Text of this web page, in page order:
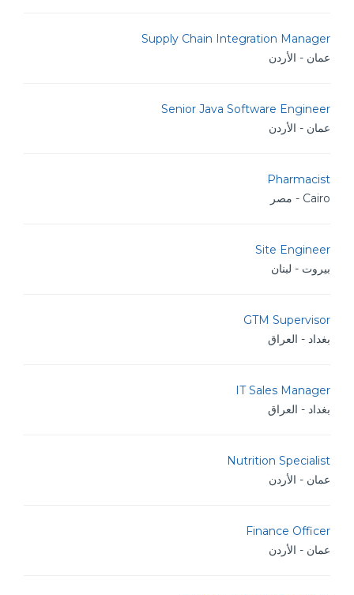
Supply Chain Integration Manager
عمان - الأردن
Senior Java Software Engineer
عمان - الأردن
Pharmacist
Cairo - مصر
Site Engineer
بيروت - لبنان
GTM Supervisor
بغداد - العراق
IT Sales Manager
بغداد - العراق
Nutrition Specialist
عمان - الأردن
Finance Officer
عمان - الأردن